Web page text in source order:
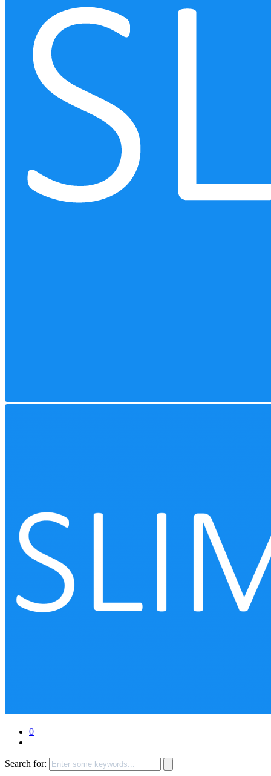
0
Search for: